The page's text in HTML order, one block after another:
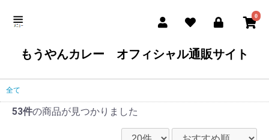
0
もうやんカレー オフィシャル通販サイト
全て
53件の商品が見つかりました